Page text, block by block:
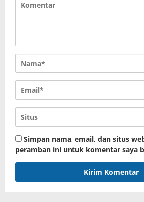
Simpan nama, email, dan situs
peramban ini untuk komentar saya